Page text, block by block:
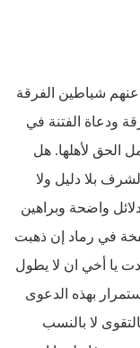
عنهم شياطين الفرقة
ودعاة الفتنة في
الحق لأهلها. هل
بلا دليل ولا
واضحة وبراهين
في رماد إن ذهبت
يا أخي ان لا يطول
بهذه الدعوى
لا بالنسب